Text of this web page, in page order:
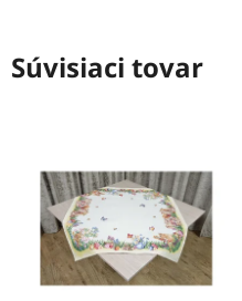
Súvisiaci tovar